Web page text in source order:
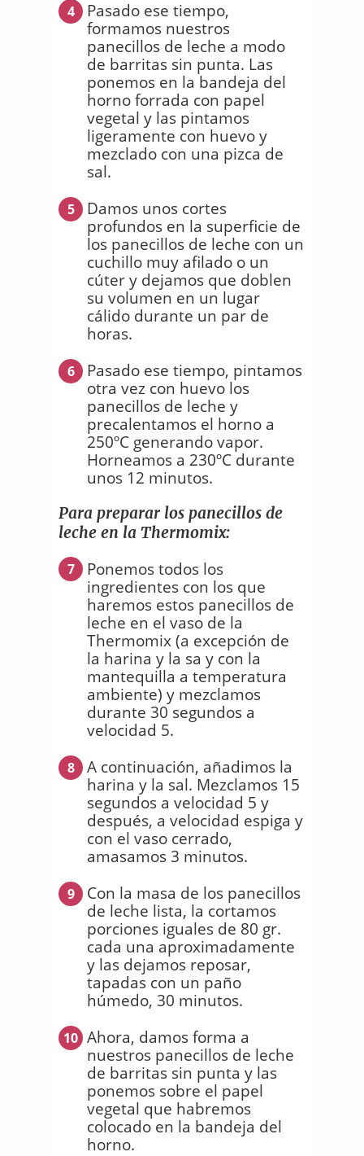
4
Pasado ese tiempo,
formamos nuestros
panecillos de leche a modo
de barritas sin punta. Las
ponemos en la bandeja del
horno forrada con papel
vegetal y las pintamos
ligeramente con huevo y
mezclado con una pizca de
sal.
5
Damos unos cortes
profundos en la superficie de
los panecillos de leche con un
cuchillo muy afilado o un
cúter y dejamos que doblen
su volumen en un lugar
cálido durante un par de
horas.
6
Pasado ese tiempo, pintamos
otra vez con huevo los
panecillos de leche y
precalentamos el horno a
250ºC generando vapor.
Horneamos a 230ºC durante
unos 12 minutos.
Para preparar los panecillos de
leche en la Thermomix:
7
Ponemos todos los
ingredientes con los que
haremos estos panecillos de
leche en el vaso de la
Thermomix (a excepción de
la harina y la sa y con la
mantequilla a temperatura
ambiente) y mezclamos
durante 30 segundos a
velocidad 5.
8
A continuación, añadimos la
harina y la sal. Mezclamos 15
segundos a velocidad 5 y
después, a velocidad espiga y
con el vaso cerrado,
amasamos 3 minutos.
9
Con la masa de los panecillos
de leche lista, la cortamos
porciones iguales de 80 gr.
cada una aproximadamente
y las dejamos reposar,
tapadas con un paño
húmedo, 30 minutos.
10 Ahora, damos forma a
nuestros panecillos de leche
de barritas sin punta y las
ponemos sobre el papel
vegetal que habremos
colocado en la bandeja del
horno.